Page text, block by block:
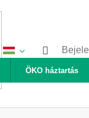
ÖKO háztartás